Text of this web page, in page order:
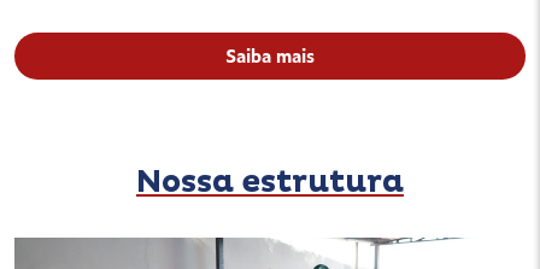
Saiba mais
Nossa estrutura